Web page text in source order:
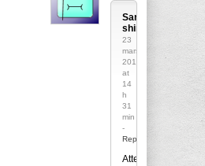
Sanka
shiro
23
mars
2014
at
14
h
31
min
-
Reply
Attention,